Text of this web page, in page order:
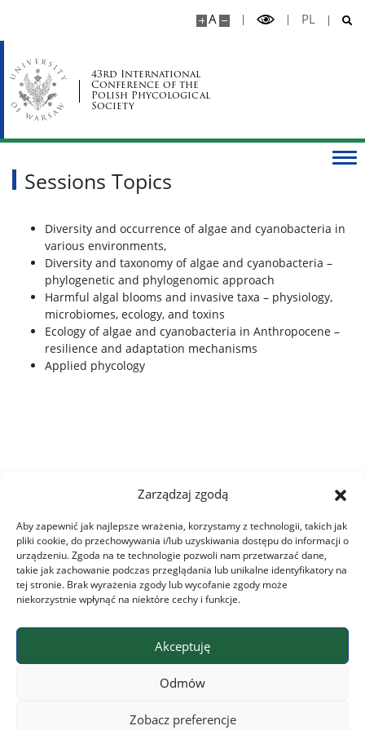
Zarządzaj zgodą
Aby zapewnić jak najlepsze wrażenia, korzystamy z technologii, takich jak
pliki cookie, do przechowywania i/lub uzyskiwania dostępu do informacji o
urządzeniu. Zgoda na te technologie pozwoli nam przetwarzać dane,
takie jak zachowanie podczas przeglądania lub unikalne identyfikatory na
tej stronie. Brak wyrażenia zgody lub wycofanie zgody może
niekorzystnie wpłynąć na niektóre cechy i funkcje.
Akceptuję
Odmów
Zobacz preferencje
A PL
43rd International
Conference of the
Polish Phycological
Society
Scientific Committee
Contact
Sessions Topics
Diversity and occurrence of algae and cyanobacteria in
various environments,
Diversity and taxonomy of algae and cyanobacteria –
phylogenetic and phylogenomic approach
Harmful algal blooms and invasive taxa – physiology,
microbiomes, ecology, and toxins
Ecology of algae and cyanobacteria in Anthropocene –
resilience and adaptation mechanisms
Applied phycology
Leaflet | contributors